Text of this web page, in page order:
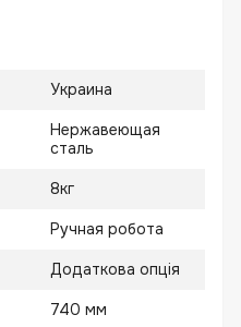
Украина
Нержавеющая
сталь
8кг
Ручная робота
Додаткова опція
740 мм